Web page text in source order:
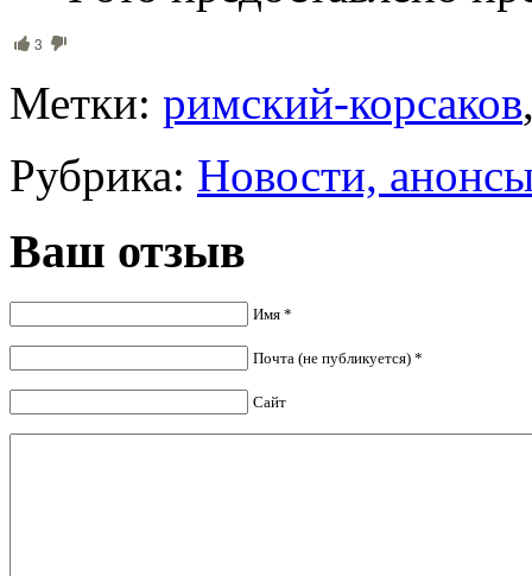
3
Метки: римский-корсаков
Рубрика: Новости,
Ваш отзыв
Имя *
Почта (не публикуется) *
Сайт